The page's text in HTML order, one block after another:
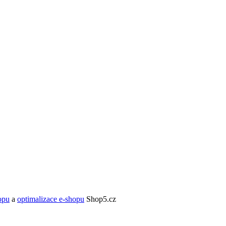
a optimalizace e-shopu Shop5.cz